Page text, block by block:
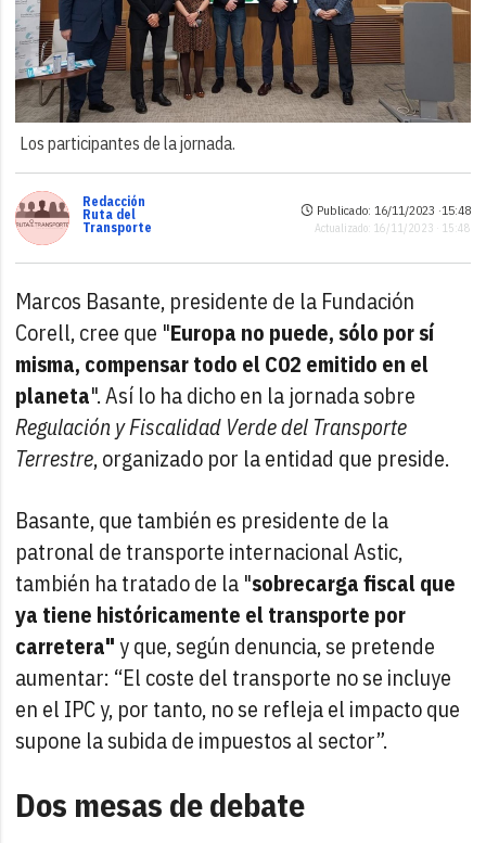
Los participantes de la jornada.
Redacción
Ruta del
Transporte
Publicado: 16/11/2023 ·15:48
Actualizado: 16/11/2023 · 15:48
Marcos Basante, presidente de la Fundación
Corell, cree que "Europa no puede, sólo por sí
misma, compensar todo el C02 emitido en el
planeta". Así lo ha dicho en la jornada sobre
Regulación y Fiscalidad Verde del Transporte
Terrestre, organizado por la entidad que preside.
Basante, que también es presidente de la
patronal de transporte internacional Astic,
también ha tratado de la "sobrecarga fiscal que
ya tiene históricamente el transporte por
carretera"y que, según denuncia, se pretende
aumentar: “El coste del transporte no se incluye
en el IPC y, por tanto, no se refleja el impacto que
supone la subida de impuestos al sector”.
Dos mesas de debate